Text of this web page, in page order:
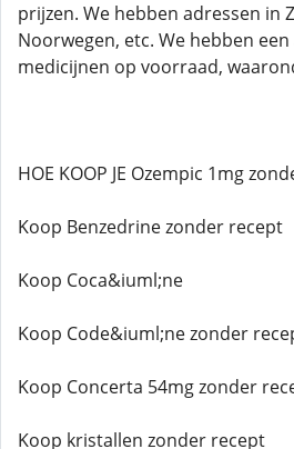
prijzen. We hebben adressen in
Noorwegen, etc. We hebben
medicijnen op voorraad,
HOE KOOP JE Ozempic 1mg
Koop Benzedrine zonder recept
Koop Coca&iuml;ne
Koop Code&iuml;ne zonder
Koop Concerta 54mg zonder
Koop kristallen zonder recept